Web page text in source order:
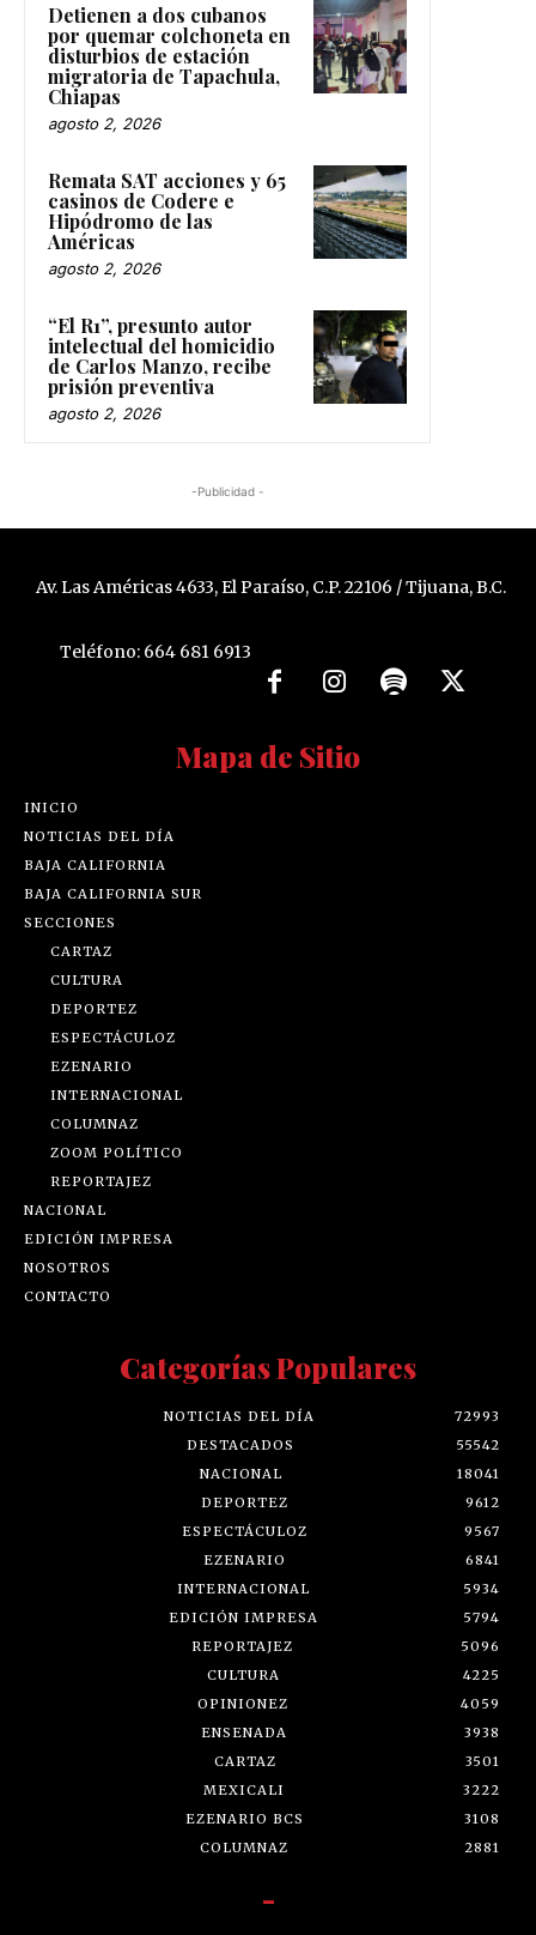
Detienen a dos cubanos
por quemar colchoneta en
disturbios de estación
migratoria de Tapachula,
Chiapas
agosto 2, 2026
Remata SAT acciones y 65
casinos de Codere e
Hipódromo de las
Américas
agosto 2, 2026
“El R1”, presunto autor
intelectual del homicidio
de Carlos Manzo, recibe
prisión preventiva
agosto 2, 2026
-Publicidad -
Av. Las Américas 4633, El Paraíso, C.P. 22106 / Tijuana, B.C.
Teléfono: 664 681 6913
Mapa de Sitio
INICIO
NOTICIAS DEL DÍA
BAJA CALIFORNIA
BAJA CALIFORNIA SUR
SECCIONES
CARTAZ
CULTURA
DEPORTEZ
ESPECTÁCULOZ
EZENARIO
INTERNACIONAL
COLUMNAZ
ZOOM POLÍTICO
REPORTAJEZ
NACIONAL
EDICIÓN IMPRESA
NOSOTROS
CONTACTO
Categorías Populares
NOTICIAS DEL DÍA
72993
DESTACADOS
55542
NACIONAL
18041
DEPORTEZ
9612
ESPECTÁCULOZ
9567
EZENARIO
6841
INTERNACIONAL
5934
EDICIÓN IMPRESA
5794
REPORTAJEZ
5096
CULTURA
4225
OPINIONEZ
4059
ENSENADA
3938
CARTAZ
3501
MEXICALI
3222
EZENARIO BCS
3108
COLUMNAZ
2881
-